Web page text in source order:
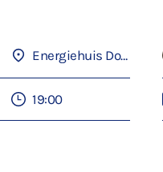
Energiehuis Dordrecht
19:00